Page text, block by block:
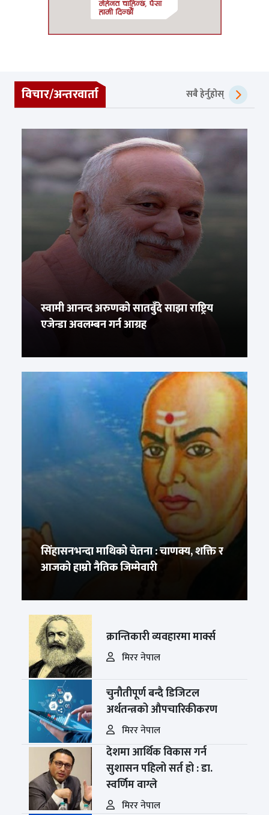
विचार/अन्तरवार्ता सबै हेर्नुहोस्
स्वामी आनन्द अरुणको सातबुँदे साझा राष्ट्रिय
एजेन्डा अवलम्बन गर्न आग्रह
सिंहासनभन्दा माथिको चेतना : चाणक्य, शक्ति र
आजको हाम्रो नैतिक जिम्मेवारी
क्रान्तिकारी व्यवहारमा मार्क्स
मिरर नेपाल
चुनौतीपूर्ण बन्दै डिजिटल
अर्थतन्त्रको औपचारिकीकरण
मिरर नेपाल
देशमा आर्थिक विकास गर्न
सुशासन पहिलो सर्त हो : डा.
स्वर्णिम वाग्ले
मिरर नेपाल